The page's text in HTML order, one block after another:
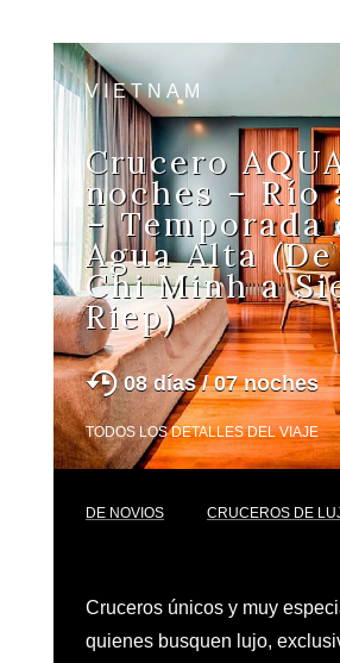
VIETNAM
Crucero
noches – Río
– Temporada
Agua Alta
Chi Minh a
Riep)
08 días / 07 noches
TODOS LOS DETALLES DEL VIAJE
DE NOVIOS CRUCEROS DE
Cruceros únicos y muy
quienes busquen lujo,